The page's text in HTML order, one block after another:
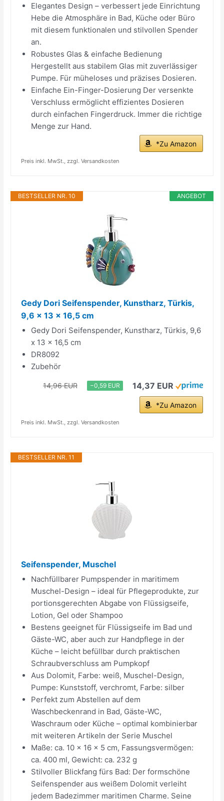
Elegantes Design – verbessert jede Einrichtung
Hebe die Atmosphäre in Bad, Küche oder Büro
mit diesem funktionalen und stilvollen Spender
an.
Robustes Glas & einfache Bedienung
Hergestellt aus stabilem Glas mit zuverlässiger
Pumpe. Für müheloses und präzises Dosieren.
Einfache Ein-Finger-Dosierung Der versenkte
Verschluss ermöglicht effizientes Dosieren
durch einfachen Fingerdruck. Immer die richtige
Menge zur Hand.
*Zu Amazon
Preis inkl. MwSt., zzgl. Versandkosten
ANGEBOT
BESTSELLER NR. 10
Gedy Dori Seifenspender, Kunstharz, Türkis,
9,6 x 13 x 16,5 cm
Gedy Dori Seifenspender, Kunstharz, Türkis, 9,6
x 13 x 16,5 cm
DR8092
Zubehör
14,96 EUR −0,59 EUR 14,37 EUR
*Zu Amazon
Preis inkl. MwSt., zzgl. Versandkosten
BESTSELLER NR. 11
Seifenspender, Muschel
Nachfüllbarer Pumpspender in maritimem
Muschel-Design – ideal für Pflegeprodukte, zur
portionsgerechten Abgabe von Flüssigseife,
Lotion, Gel oder Shampoo
Bestens geeignet für Flüssigseife im Bad und
Gäste-WC, aber auch zur Handpflege in der
Küche – leicht befüllbar durch praktischen
Schraubverschluss am Pumpkopf
Aus Dolomit, Farbe: weiß, Muschel-Design,
Pumpe: Kunststoff, verchromt, Farbe: silber
Perfekt zum Abstellen auf dem
Waschbeckenrand in Bad, Gäste-WC,
Waschraum oder Küche – optimal kombinierbar
mit weiteren Artikeln der Serie Muschel
Maße: ca. 10 x 16 x 5 cm, Fassungsvermögen:
ca. 400 ml, Gewicht: ca. 232 g
Stilvoller Blickfang fürs Bad: Der formschöne
Seifenspender aus weißem Dolomit verleiht
jedem Badezimmer maritimen Charme. Seine